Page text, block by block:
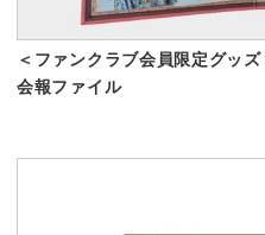
＜ファンクラブ会員限定グッズ
会報ファイル